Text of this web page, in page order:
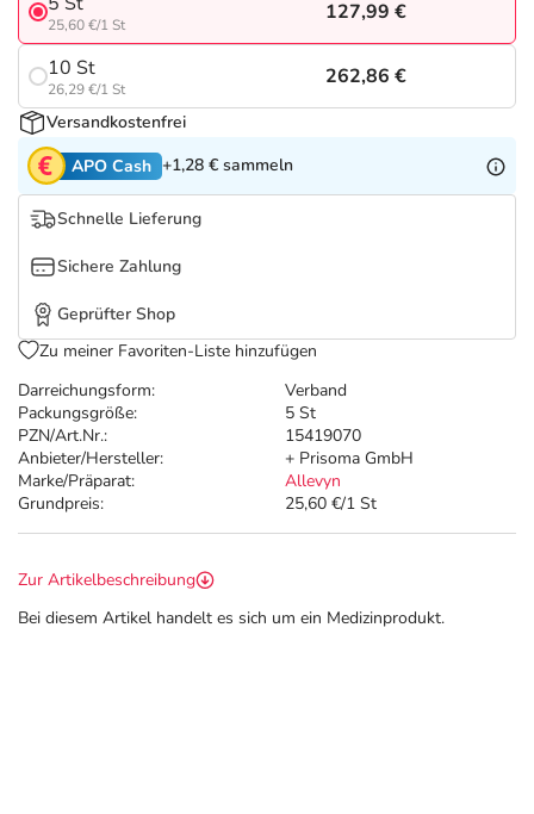
Tierapotheke
Vitamine & Mineralstoffe
Marken
Salus Deals
Darreichungsform:
Verband
Packungsgröße:
5 St
PZN/Art.Nr.:
15419070
Anbieter/Hersteller:
+ Prisoma GmbH
Marke/Präparat:
Allevyn
Grundpreis:
25,60 €/1 St
25,60 €/1 St
127,99 €
10 St
26,29 €/1 St
262,86 €
Versandkostenfrei
APO Cash +1,28 € sammeln
Schnelle Lieferung
Sichere Zahlung
Geprüfter Shop
Zu meiner Favoriten-Liste hinzufügen
Zur Artikelbeschreibung
Bei diesem Artikel handelt es sich um ein Medizinprodukt.